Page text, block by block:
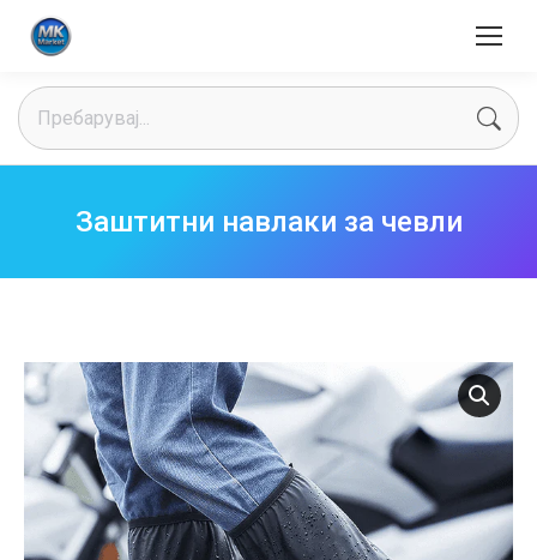
Search:
Заштитни навлаки за чевли